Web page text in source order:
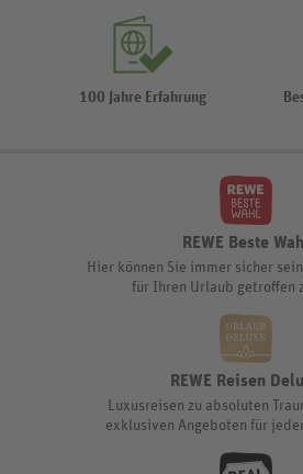
100 Jahre Erfahrung
REWE Beste
Hier können Sie immer sicher
für Ihren Urlaub getroffen
REWE Reisen
Luxusreisen zu absoluten
exklusiven Angeboten für